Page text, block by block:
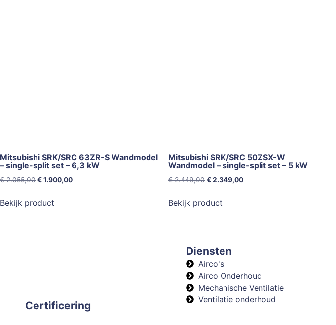
Mitsubishi SRK/SRC 63ZR-S Wandmodel
– single-split set – 6,3 kW
€2.055,00 €1.900,00
Bekijk product
Mitsubishi SRK/SRC 50ZSX-W
Wandmodel – single-split set – 5 kW
€2.449,00 €2.349,00
Bekijk product
Certificering
Diensten
Airco's
Airco Onderhoud
Mechanische Ventilatie
Ventilatie onderhoud